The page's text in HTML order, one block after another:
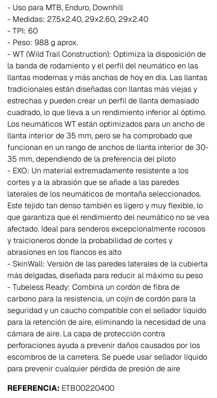
- Uso para MTB, Enduro, Downhill
- Medidas: 27.5x2.40, 29x2.60, 29x2.40
- TPI: 60
- Peso: 988 g aprox.
- WT (Wild Trail Construction): Optimiza la disposición de
la banda de rodamiento y el perfil del neumático en las
llantas modernas y más anchas de hoy en día. Las llantas
tradicionales están diseñadas con llantas más viejas y
estrechas y pueden crear un perfil de llanta demasiado
cuadrado, lo que lleva a un rendimiento inferior al óptimo.
Los neumáticos WT están optimizados para un ancho de
llanta interior de 35 mm, pero se ha comprobado que
funcionan en un rango de anchos de llanta interior de 30-
35 mm, dependiendo de la preferencia del piloto
- EXO: Un material extremadamente resistente a los
cortes y a la abrasión que se añade a las paredes
laterales de los neumáticos de montaña seleccionados.
Este tejido tan denso también es ligero y muy flexible, lo
que garantiza que el rendimiento del neumático no se vea
afectado. Ideal para senderos excepcionalmente rocosos
y traicioneros donde la probabilidad de cortes y
abrasiones en los flancos es alto
- SkinWall: Versión de las paredes laterales de la cubierta
más delgadas, diseñada para reducir al máximo su peso
- Tubeless Ready: Combina un cordón de fibra de
carbono para la resistencia, un cojín de cordón para la
seguridad y un caucho compatible con el sellador líquido
para la retención de aire, eliminando la necesidad de una
cámara de aire. La capa de protección contra
perforaciones ayuda a prevenir daños causados por los
escombros de la carretera. Se puede usar sellador líquido
para prevenir cualquier pérdida de presión de aire
REFERENCIA: ETB00220400